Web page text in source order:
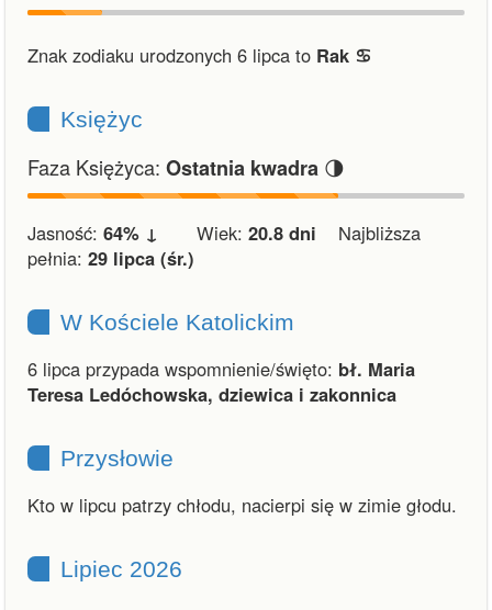
Znak zodiaku urodzonych 6 lipca to Rak ♋︎
Księżyc
Faza Księżyca: Ostatnia kwadra 🌗
Jasność: 64% ↓ Wiek: 20.8 dni Najbliższa
pełnia: 29 lipca (śr.)
W Kościele Katolickim
6 lipca przypada wspomnienie/święto: bł. Maria
Teresa Ledóchowska, dziewica i zakonnica
Przysłowie
Kto w lipcu patrzy chłodu, nacierpi się w zimie głodu.
Lipiec 2026